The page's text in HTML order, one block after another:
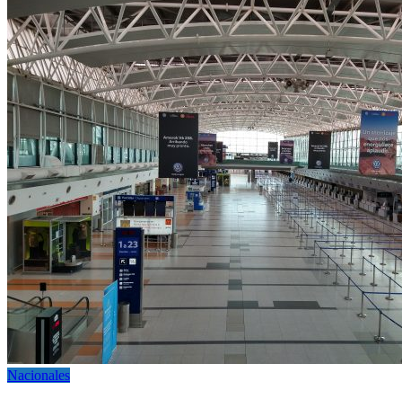
Nacionales